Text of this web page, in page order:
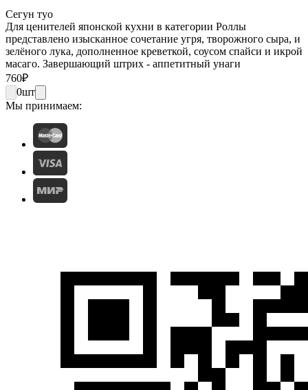
Сегун туо
Для ценителей японской кухни в категории Роллы
представлено изысканное сочетание угря, творожного сыра, и
зелёного лука, дополненное креветкой, соусом спайси и икрой
масаго. Завершающий штрих - аппетитный унаги
760₽
0шт
Мы принимаем: